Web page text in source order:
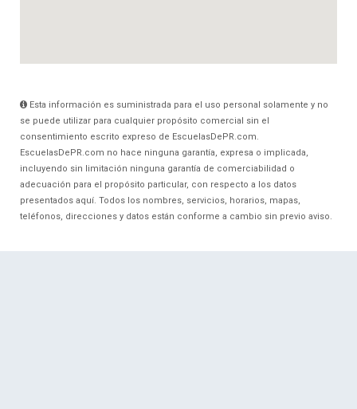
Esta información es suministrada para el uso personal solamente y no
se puede utilizar para cualquier propósito comercial sin el
consentimiento escrito expreso de EscuelasDePR.com.
EscuelasDePR.com no hace ninguna garantía, expresa o implicada,
incluyendo sin limitación ninguna garantía de comerciabilidad o
adecuación para el propósito particular, con respecto a los datos
presentados aquí. Todos los nombres, servicios, horarios, mapas,
teléfonos, direcciones y datos están conforme a cambio sin previo aviso.